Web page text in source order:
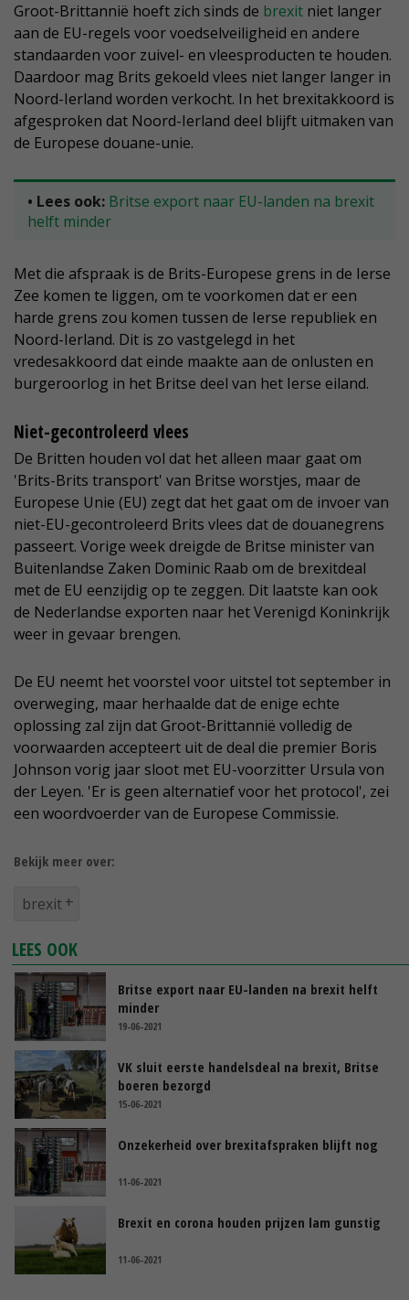
Groot-Brittannië hoeft zich sinds de brexit niet langer
aan de EU-regels voor voedselveiligheid en andere
standaarden voor zuivel- en vleesproducten te houden.
Daardoor mag Brits gekoeld vlees niet langer langer in
Noord-Ierland worden verkocht. In het brexitakkoord is
afgesproken dat Noord-Ierland deel blijft uitmaken van
de Europese douane-unie.
• Lees ook: Britse export naar EU-landen na brexit
helft minder
Met die afspraak is de Brits-Europese grens in de Ierse
Zee komen te liggen, om te voorkomen dat er een
harde grens zou komen tussen de Ierse republiek en
Noord-Ierland. Dit is zo vastgelegd in het
vredesakkoord dat einde maakte aan de onlusten en
burgeroorlog in het Britse deel van het Ierse eiland.
Niet-gecontroleerd vlees
De Britten houden vol dat het alleen maar gaat om
'Brits-Brits transport' van Britse worstjes, maar de
Europese Unie (EU) zegt dat het gaat om de invoer van
niet-EU-gecontroleerd Brits vlees dat de douanegrens
passeert. Vorige week dreigde de Britse minister van
Buitenlandse Zaken Dominic Raab om de brexitdeal
met de EU eenzijdig op te zeggen. Dit laatste kan ook
de Nederlandse exporten naar het Verenigd Koninkrijk
weer in gevaar brengen.
De EU neemt het voorstel voor uitstel tot september in
overweging, maar herhaalde dat de enige echte
oplossing zal zijn dat Groot-Brittannië volledig de
voorwaarden accepteert uit de deal die premier Boris
Johnson vorig jaar sloot met EU-voorzitter Ursula von
der Leyen. 'Er is geen alternatief voor het protocol', zei
een woordvoerder van de Europese Commissie.
Bekijk meer over:
brexit
LEES OOK
Britse export naar EU-landen na brexit helft
minder
19-06-2021
VK sluit eerste handelsdeal na brexit, Britse
boeren bezorgd
15-06-2021
Onzekerheid over brexitafspraken blijft nog
11-06-2021
Brexit en corona houden prijzen lam gunstig
11-06-2021